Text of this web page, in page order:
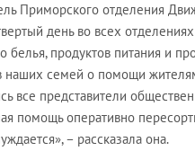
Приморского отделения
день во всех
белья, продуктов питания и
наших семей о помощи
все представители
помощь оперативно
– рассказала она.